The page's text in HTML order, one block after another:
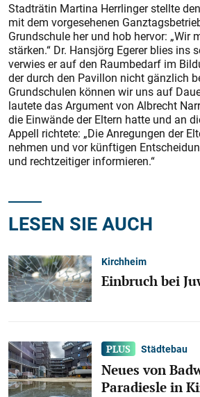
Stadträtin Martina Herrlinger stellte
mit dem vorgesehenen
Grundschule her und hob hervor: „Wir
stärken.“ Dr. Hansjörg Egerer blies ins
verwies er auf den Raumbedarf im
der durch den Pavillon nicht gänzlich
Grundschulen können wir uns auf
lautete das Argument von Albrecht
die Einwände der Eltern hatte und an
Appell richtete: „Die Anregungen der
nehmen und vor künftigen
und rechtzeitiger informieren.“
LESEN SIE AUCH
Kirchheim
Einbruch bei
Städtebau
Neues von
Paradiesle in